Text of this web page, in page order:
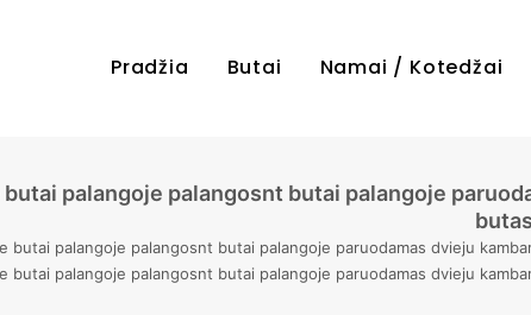
Pradžia Butai Namai / Kotedžai
palangoje palangosnt butai palangoje
butai palangoje palangosnt butai palangoje paruodamas dvieju
butai palangoje palangosnt butai palangoje paruodamas dvieju